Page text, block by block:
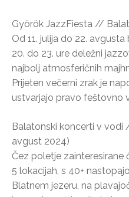
Györök JazzFiesta //
Od 11. julija do 22.
20. do 23. ure deležni
najbolj atmosferičnih
Prijeten večerni zrak je
ustvarjajo pravo feštovno
Balatonski koncerti v vodi
avgust 2024)
Čez poletje zainteresirane
5 lokacijah, s 40+
Blatnem jezeru, na